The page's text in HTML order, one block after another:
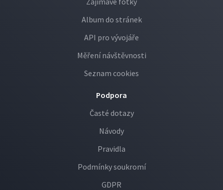
Album do stránek
API pro vývojáře
Měření návštěvnosti
Seznam cookies
Podpora
Časté dotazy
Návody
Pravidla
Podmínky soukromí
GDPR